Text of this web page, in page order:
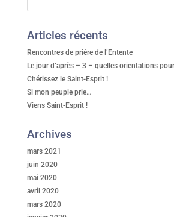
Articles récents
Rencontres de prière de l’Entente
Le jour d’après – 3 – quelles orientations
Chérissez le Saint-Esprit !
Si mon peuple prie…
Viens Saint-Esprit !
Archives
mars 2021
juin 2020
mai 2020
avril 2020
mars 2020